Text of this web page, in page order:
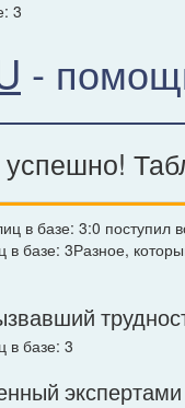
3
-
в базе: 3:0 поступил
базе: 3Разное,
в базе: 3